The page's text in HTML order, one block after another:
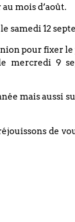
de
culte
des
mois d’août.
samedi 12
pour fixer
9
mais aussi
de